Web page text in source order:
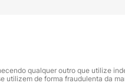
qualquer outro que utilize
utilizem de forma fraudulenta da